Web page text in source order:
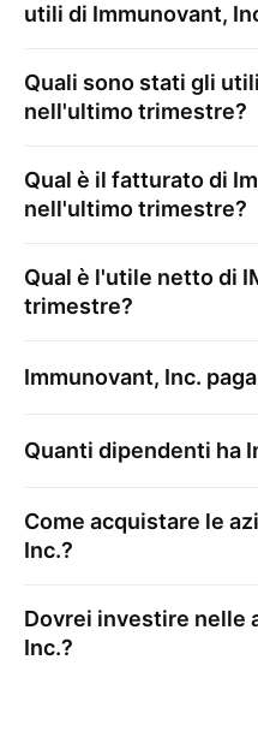
utili di Immunovant,
Quali sono stati gli
nell'ultimo trimestre?
Qual è il fatturato di
nell'ultimo trimestre?
Qual è l'utile netto di
trimestre?
Immunovant, Inc.
Quanti dipendenti ha
Come acquistare le
Inc.?
Dovrei investire nelle
Inc.?